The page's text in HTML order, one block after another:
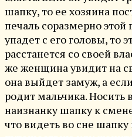
шапку, то ее хозяина
печаль соразмерно этой
упадет с его головы, то
расстанется со своей
же женщина увидит на
она выйдет замуж, а
родит мальчика. Носить
наизнанку шапку к
что видеть во сне